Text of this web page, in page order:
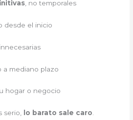
, no temporales
desde el inicio
a mediano plazo
hogar o negocio
serio, lo barato sale caro.